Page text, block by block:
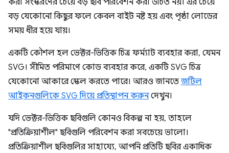
করা সংস্করণের চেয়ে বড় ছবি পরিবেশন করা উচিত নয়। এর চেয়ে
বড় যেকোনো কিছুর ফলে কেবল বাইট নষ্ট হয় এবং পৃষ্ঠা লোডের
সময় ধীর হয়ে যায়।
একটি কৌশল হল ভেক্টর-ভিত্তিক চিত্র ফর্ম্যাট ব্যবহার করা, যেমন
SVG। সীমিত পরিমাণে কোড ব্যবহার করে, একটি SVG চিত্র
যেকোনো আকারে স্কেল করতে পারে। আরও জানতে জটিল
আইকনগুলিকে SVG দিয়ে প্রতিস্থাপন করুনদেখুন।
যদি ভেক্টর-ভিত্তিক ছবিগুলি কোনও বিকল্প না হয়, তাহলে
"প্রতিক্রিয়াশীল" ছবিগুলি পরিবেশন করা সবচেয়ে ভালো।
প্রতিক্রিয়াশীল ছবিগুলির সাহায্যে, আপনি প্রতিটি ছবির একাধিক